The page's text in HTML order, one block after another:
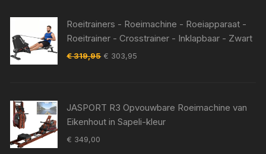
Roeitrainers - Roeimachine - Roeiapparaat -
Roeitrainer - Crosstrainer - Inklapbaar - Zwart
€319,95 Oorspronkelijke
€ 303,95
JASPORT R3 Opvouwbare Roeimachine van
Eikenhout in Sapeli-kleur
€ 349,00